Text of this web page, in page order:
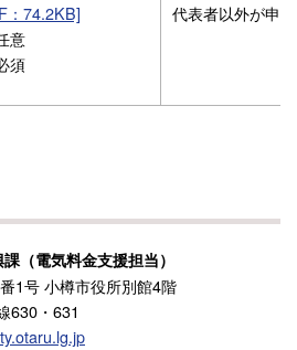
：74.2KB]
意
須
代表者以外が申
（電気料金支援担当）
1号 小樽市役所別館4階
630・631